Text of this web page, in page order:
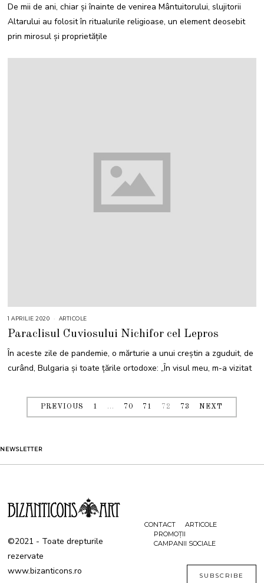
De mii de ani, chiar și înainte de venirea Mântuitorului, slujitorii
Altarului au folosit în ritualurile religioase, un element deosebit
prin mirosul și proprietăţile
1 APRILIE 2020 ARTICOLE
Paraclisul Cuviosului Nichifor cel Lepros
În aceste zile de pandemie, o mărturie a unui creștin a zguduit, de
curând, Bulgaria și toate țările ortodoxe: „În visul meu, m-a vizitat
PREVIOUS 1 … 70 71 72 73 NEXT
NEWSLETTER
©2021 - Toate drepturile
rezervate
www.bizanticons.ro
CONTACT
ARTICOLE
PROMOȚII
CAMPANII SOCIALE
SUBSCRIBE